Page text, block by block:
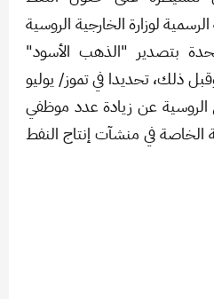
لوزارة الخارجية الروسية
بتصدير "الذهب الأسود"
ذلك، تحديدا في تموز/ يوليو
الروسية عن زيادة عدد موظفي
الخاصة في منشآت إنتاج النفط